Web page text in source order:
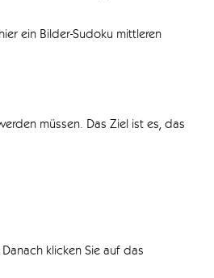
ein Bilder-Sudoku mittleren
müssen. Das Ziel ist es, das
klicken Sie auf das